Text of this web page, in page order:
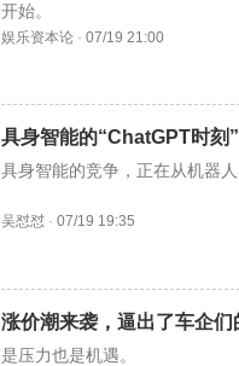
开始。
娱乐资本论 · 07/19 21:00
具身智能的“ChatGPT时刻
具身智能的竞争，正在从机器
吴怼怼 · 07/19 19:35
涨价潮来袭，逼出了车企们
是压力也是机遇。